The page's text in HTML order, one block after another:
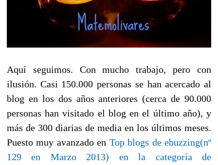
Aquí seguimos. Con mucho trabajo, pero con
ilusión. Casi 150.000 personas se han acercado al
blog en los dos años anteriores (cerca de 90.000
personas han visitado el blog en el último año), y
más de 300 diarias de media en los últimos meses.
Puesto muy avanzado en Top blogs de ebuzzing(nº
129 en Marzo 2013) en la categoría de